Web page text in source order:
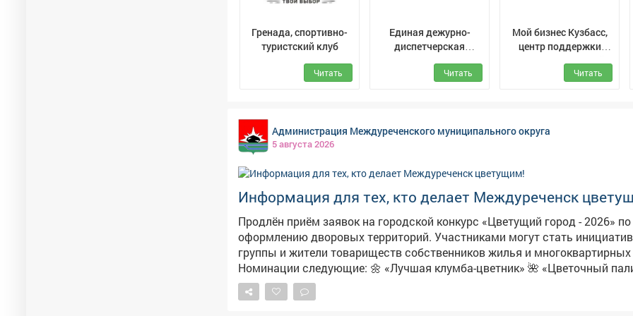
Гренада, спортивно-
туристский клуб
Читать
Единая дежурно-
диспетчерская
служба (ЕДДС) г.
МыскиЧитать
Мой бизнес Кузбасс,
центр поддержки
предпринимателей
Читать
Администрация Междуреченского муниципального округа
5 августа 2026
Информация для тех, кто делает Междуреченск
Продлён приём заявок на городской конкурс «Цветущий город - 2026»
оформлению дворовых территорий. Участниками могут стать инициативные
группы и жители товариществ собственников жилья и
Номинации следующие: 🌼 «Лучшая клумба-цветник» 🌺 «Цветочный палисадник»
🌸 «Наш цветущий двор» 🌻 «Цветущий балкон» 🌹 «Цветочный кадр»
(фотоконкурс) 🪻 «Управляю, цветами украшаю» 💐 «Ботанический бунт» 🪷 «Мой